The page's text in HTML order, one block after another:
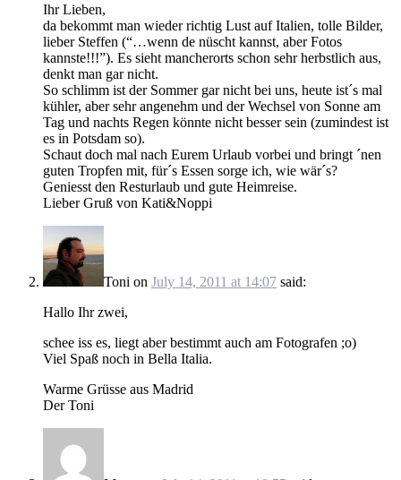
Ihr Lieben,
da bekommt man wieder richtig Lust auf Italien, tolle Bilder,
lieber Steffen (“…wenn de nüscht kannst, aber Fotos
kannste!!!”). Es sieht mancherorts schon sehr herbstlich aus,
denkt man gar nicht.
So schlimm ist der Sommer gar nicht bei uns, heute ist´s mal
kühler, aber sehr angenehm und der Wechsel von Sonne am
Tag und nachts Regen könnte nicht besser sein (zumindest ist
es in Potsdam so).
Schaut doch mal nach Eurem Urlaub vorbei und bringt ´nen
guten Tropfen mit, für´s Essen sorge ich, wie wär´s?
Geniesst den Resturlaub und gute Heimreise.
Lieber Gruß von Kati&Noppi
Toni on July 14, 2011 at 14:07 said:
Hallo Ihr zwei,
schee iss es, liegt aber bestimmt auch am Fotografen ;o)
Viel Spaß noch in Bella Italia.
Warme Grüsse aus Madrid
Der Toni